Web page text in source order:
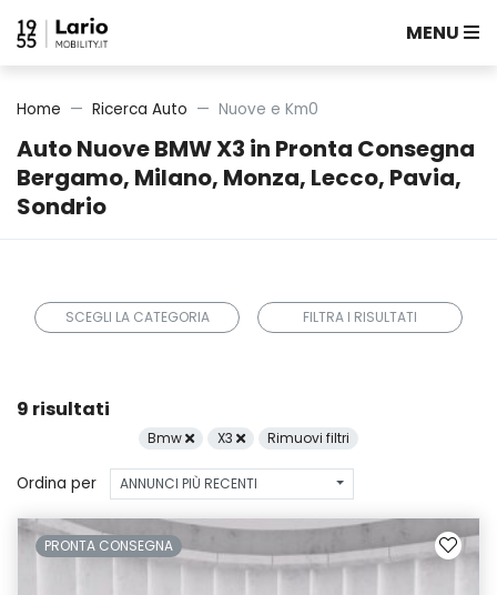
MENU
Auto Nuove BMW X3 in Pronta Consegna
Bergamo, Milano, Monza, Lecco, Pavia,
Sondrio
Home Ricerca Auto Nuove e Km0
SCEGLI LA CATEGORIA FILTRA I RISULTATI
9 risultati
Bmw X3 Rimuovi filtri
Ordina per ANNUNCI PIÙ RECENTI
PRONTA CONSEGNA